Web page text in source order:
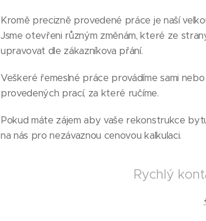
Kromě precizně provedené práce je naší
Jsme otevřeni různým změnám, které ze
upravovat dle zákazníkova přání.
Veškeré řemeslné práce provádíme sami
provedených prací, za které ručíme.
Pokud máte zájem aby vaše rekonstrukce
na nás pro nezávaznou cenovou kalkulaci.
Rychlý